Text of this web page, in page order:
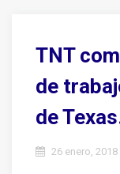
TNT
de
de
26 enero, 2018